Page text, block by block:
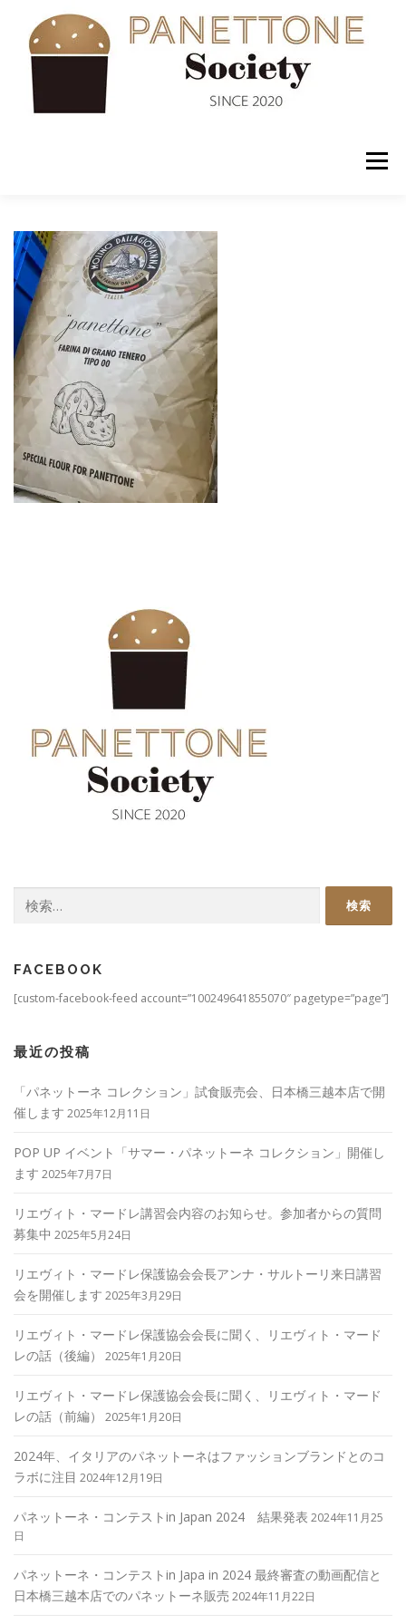
メニュー
入会案内 ABOUT US NEWS
SHOP セミナー CONTACT
索:
FACEBOOK
[custom-facebook-feed account=”100249641855070″ pagetype=”page”]
最近の投稿
「パネットーネ コレクション」試食販売会、日本橋三越本店で開
催します 2025年12月11日
POP UP イベント「サマー・パネットーネ コレクション」開催し
ます 2025年7月7日
リエヴィト・マードレ講習会内容のお知らせ。参加者からの質問
募集中 2025年5月24日
リエヴィト・マードレ保護協会会長アンナ・サルトーリ来日講習
会を開催します 2025年3月29日
リエヴィト・マードレ保護協会会長に聞く、リエヴィト・マード
レの話（後編）
2025年1月20日
リエヴィト・マードレ保護協会会長に聞く、リエヴィト・マード
レの話（前編）
2025年1月20日
2024年、イタリアのパネットーネはファッションブランドとのコ
ラボに注目 2024年12月19日
パネットーネ・コンテストin Japan 2024 結果発表 2024年11月25
日
パネットーネ・コンテストin Japa in 2024 最終審査の動画配信と
日本橋三越本店でのパネットーネ販売 2024年11月22日